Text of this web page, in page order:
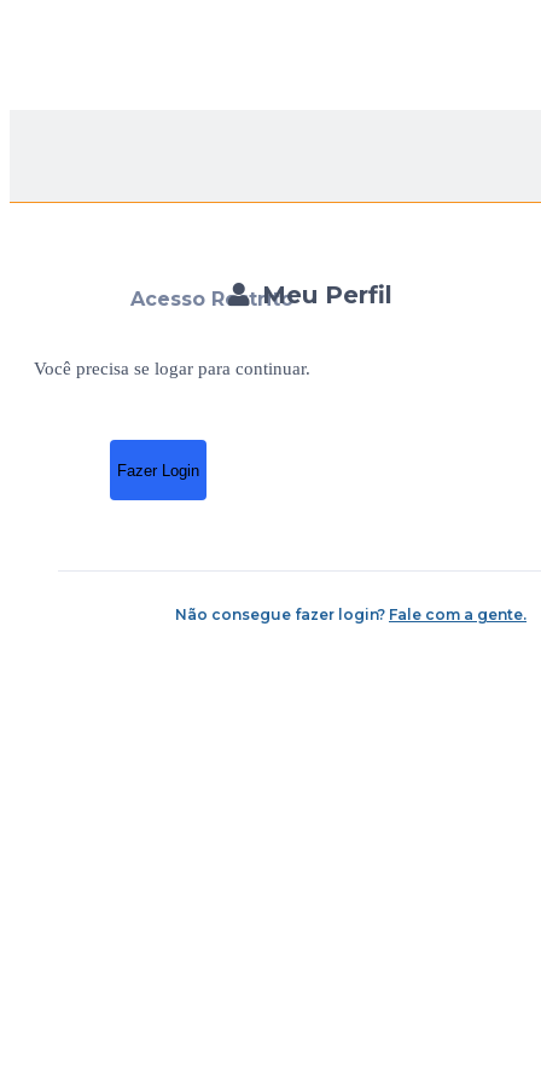
Meu Perfil
Acesso Restrito
Você precisa se logar para continuar.
Fazer Login
Não consegue fazer login? Fale com a gente.